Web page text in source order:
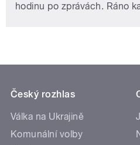
hodinu po zprávách. Ráno
Český rozhlas
Válka na Ukrajině
Komunální volby